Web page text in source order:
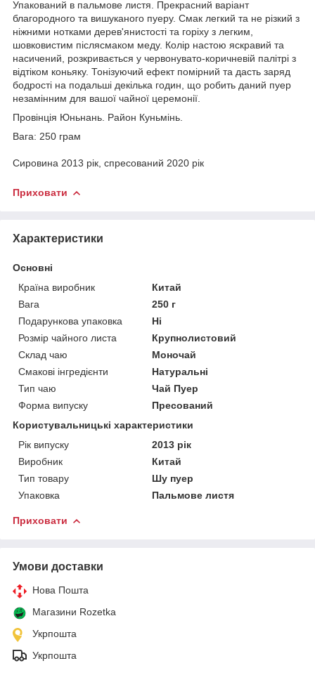
Упакований в пальмове листя. Прекрасний варіант
благородного та вишуканого пуеру. Смак легкий та не різкий з
ніжними нотками дерев'янистості та горіху з легким,
шовковистим післясмаком меду. Колір настою яскравий та
насичений, розкривається у червонувато-коричневій палітрі з
відтіком коньяку. Тонізуючий ефект помірний та дасть заряд
бодрості на подальші декілька годин, що робить даний пуер
незамінним для вашої чайної церемонії.
Провінція Юньнань. Район Куньмінь.
Вага: 250 грам
Сировина 2013 рік, спресований 2020 рік
Приховати
Характеристики
Основні
Країна виробник
Китай
Вага
250 г
Подарункова упаковка
Ні
Розмір чайного листа
Крупнолистовий
Склад чаю
Моночай
Смакові інгредієнти
Натуральні
Тип чаю
Чай Пуер
Форма випуску
Пресований
Користувальницькі характеристики
Рік випуску
2013 рік
Виробник
Китай
Тип товару
Шу пуер
Упаковка
Пальмове листя
Приховати
Умови доставки
Нова Пошта
Магазини Rozetka
Укрпошта
Укрпошта